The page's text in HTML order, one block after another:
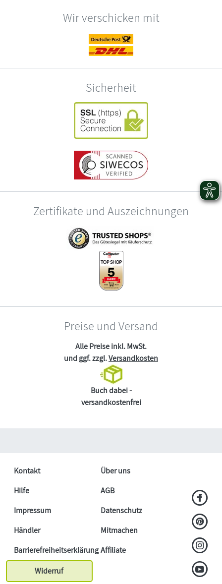
Wir verschicken mit
Sicherheit
Zertifikate und Auszeichnungen
Preise und Versand
Alle Preise inkl. MwSt.
und ggf. zzgl.Versandkosten
Buch dabei -
versandkostenfrei
Kontakt
Über uns
Hilfe
AGB
Impressum
Datenschutz
Händler
Mitmachen
BarrierefreiheitserklärungAffiliate
Widerruf